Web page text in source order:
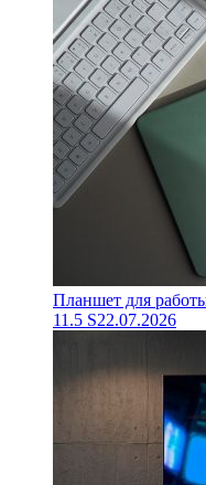
Планшет для
11.5 S22.07.2026